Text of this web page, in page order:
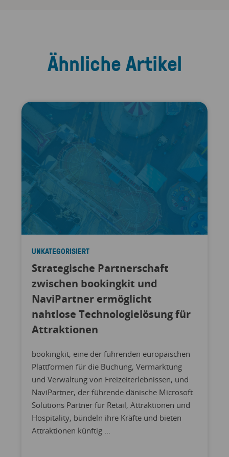
Ähnliche Artikel
UNKATEGORISIERT
Strategische Partnerschaft
zwischen bookingkit und
NaviPartner ermöglicht
nahtlose Technologielösung für
Attraktionen
bookingkit, eine der führenden europäischen
Plattformen für die Buchung, Vermarktung
und Verwaltung von Freizeiterlebnissen, und
NaviPartner, der führende dänische Microsoft
Solutions Partner für Retail, Attraktionen und
Hospitality, bündeln ihre Kräfte und bieten
Attraktionen künftig ...